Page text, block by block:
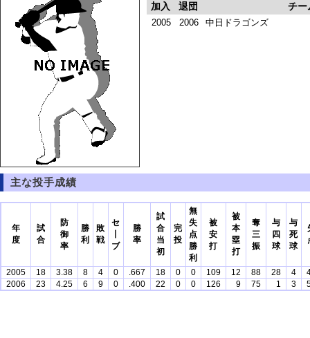
加入 退団 チー
2005 2006 中日ドラゴンズ
主な投手成績
年
度
試
合
防
御
率
勝
利
敗
戦
セ
ブ
勝
率
試
合
当
初
完
投
無
失
点
勝
利
被
安
打
被
本
塁
打
奪
三
振
与
四
球
与
死
球
2005 18 3.38 8 4 0 .667 18 0 0 109 12 88 28 4
2006
23 4.25 6 9 0 .400 22 0 0 126 9 75 1 3